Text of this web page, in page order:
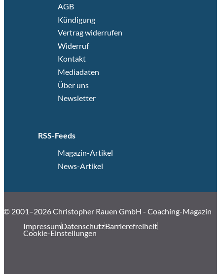
AGB
Kündigung
Vertrag widerrufen
Widerruf
Kontakt
Mediadaten
Über uns
Newsletter
RSS-Feeds
Magazin-Artikel
News-Artikel
© 2001–2026 Christopher Rauen GmbH - Coaching-Magazin
ImpressumDatenschutzBarrierefreiheit
Cookie-Einstellungen